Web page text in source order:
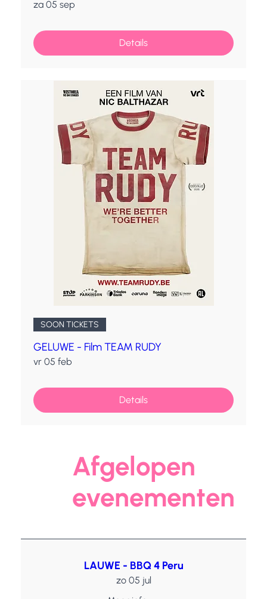
za 05 sep
Details
SOON TICKETS
GELUWE - Film TEAM RUDY
vr 05 feb
Details
Afgelopen
evenementen
LAUWE - BBQ 4 Peru
zo 05 jul